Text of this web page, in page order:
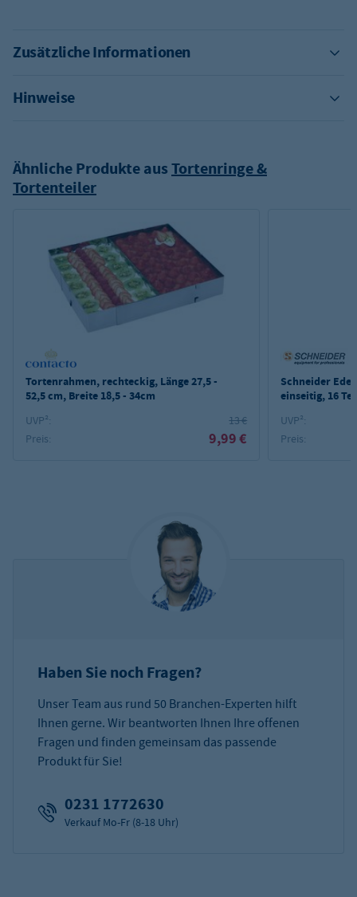
Zusätzliche Informationen
Hinweise
Ähnliche Produkte ausTortenringe &
Tortenteiler
Tortenrahmen, rechteckig, Länge 27,5 -
52,5 cm, Breite 18,5 - 34cm
UVP²:
13 €
Preis:
9,99 €
Schneider
einseitig, 16
UVP²:
Preis:
Haben Sie noch Fragen?
Unser Team aus rund 50 Branchen-Experten hilft
Ihnen gerne. Wir beantworten Ihnen Ihre offenen
Fragen und finden gemeinsam das passende
Produkt für Sie!
0231 1772630
Verkauf Mo-Fr (8-18 Uhr)